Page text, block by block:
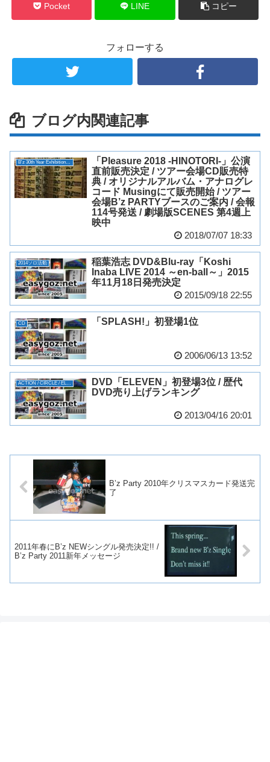
Pocket LINE コピー
フォローする
ブログ内関連記事
B'z 30th Year Exhibition “SCENES”
「Pleasure 2018 -HINOTORI-」公演
直前販売決定 / ツアー会場CD販売特
典 / オリジナルアルバム・アナログレ
コード Musingにて販売開始 / ツアー
会場B’z PARTYブースのご案内 / 会報
114号発送 / 劇場版SCENES 第4週上
映中
2018/07/07 18:33
2014ソロ活動
稲葉浩志 DVD&Blu-ray「Koshi
Inaba LIVE 2014 ～en-ball～」2015
年11月18日発売決定
2015/09/18 22:55
CD 「SPLASH!」初登場1位
2006/06/13 13:52
ACTION / CIRCLE / ELEVEN
DVD「ELEVEN」初登場3位 / 歴代
DVD売り上げランキング
2013/04/16 20:01
B’z Party 2010年クリスマスカード発送完
了
2011年春にB’z NEWシングル発売決定!! /
B’z Party 2011新年メッセージ